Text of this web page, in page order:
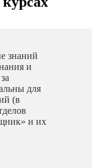
знаний
и
для
(в
и их